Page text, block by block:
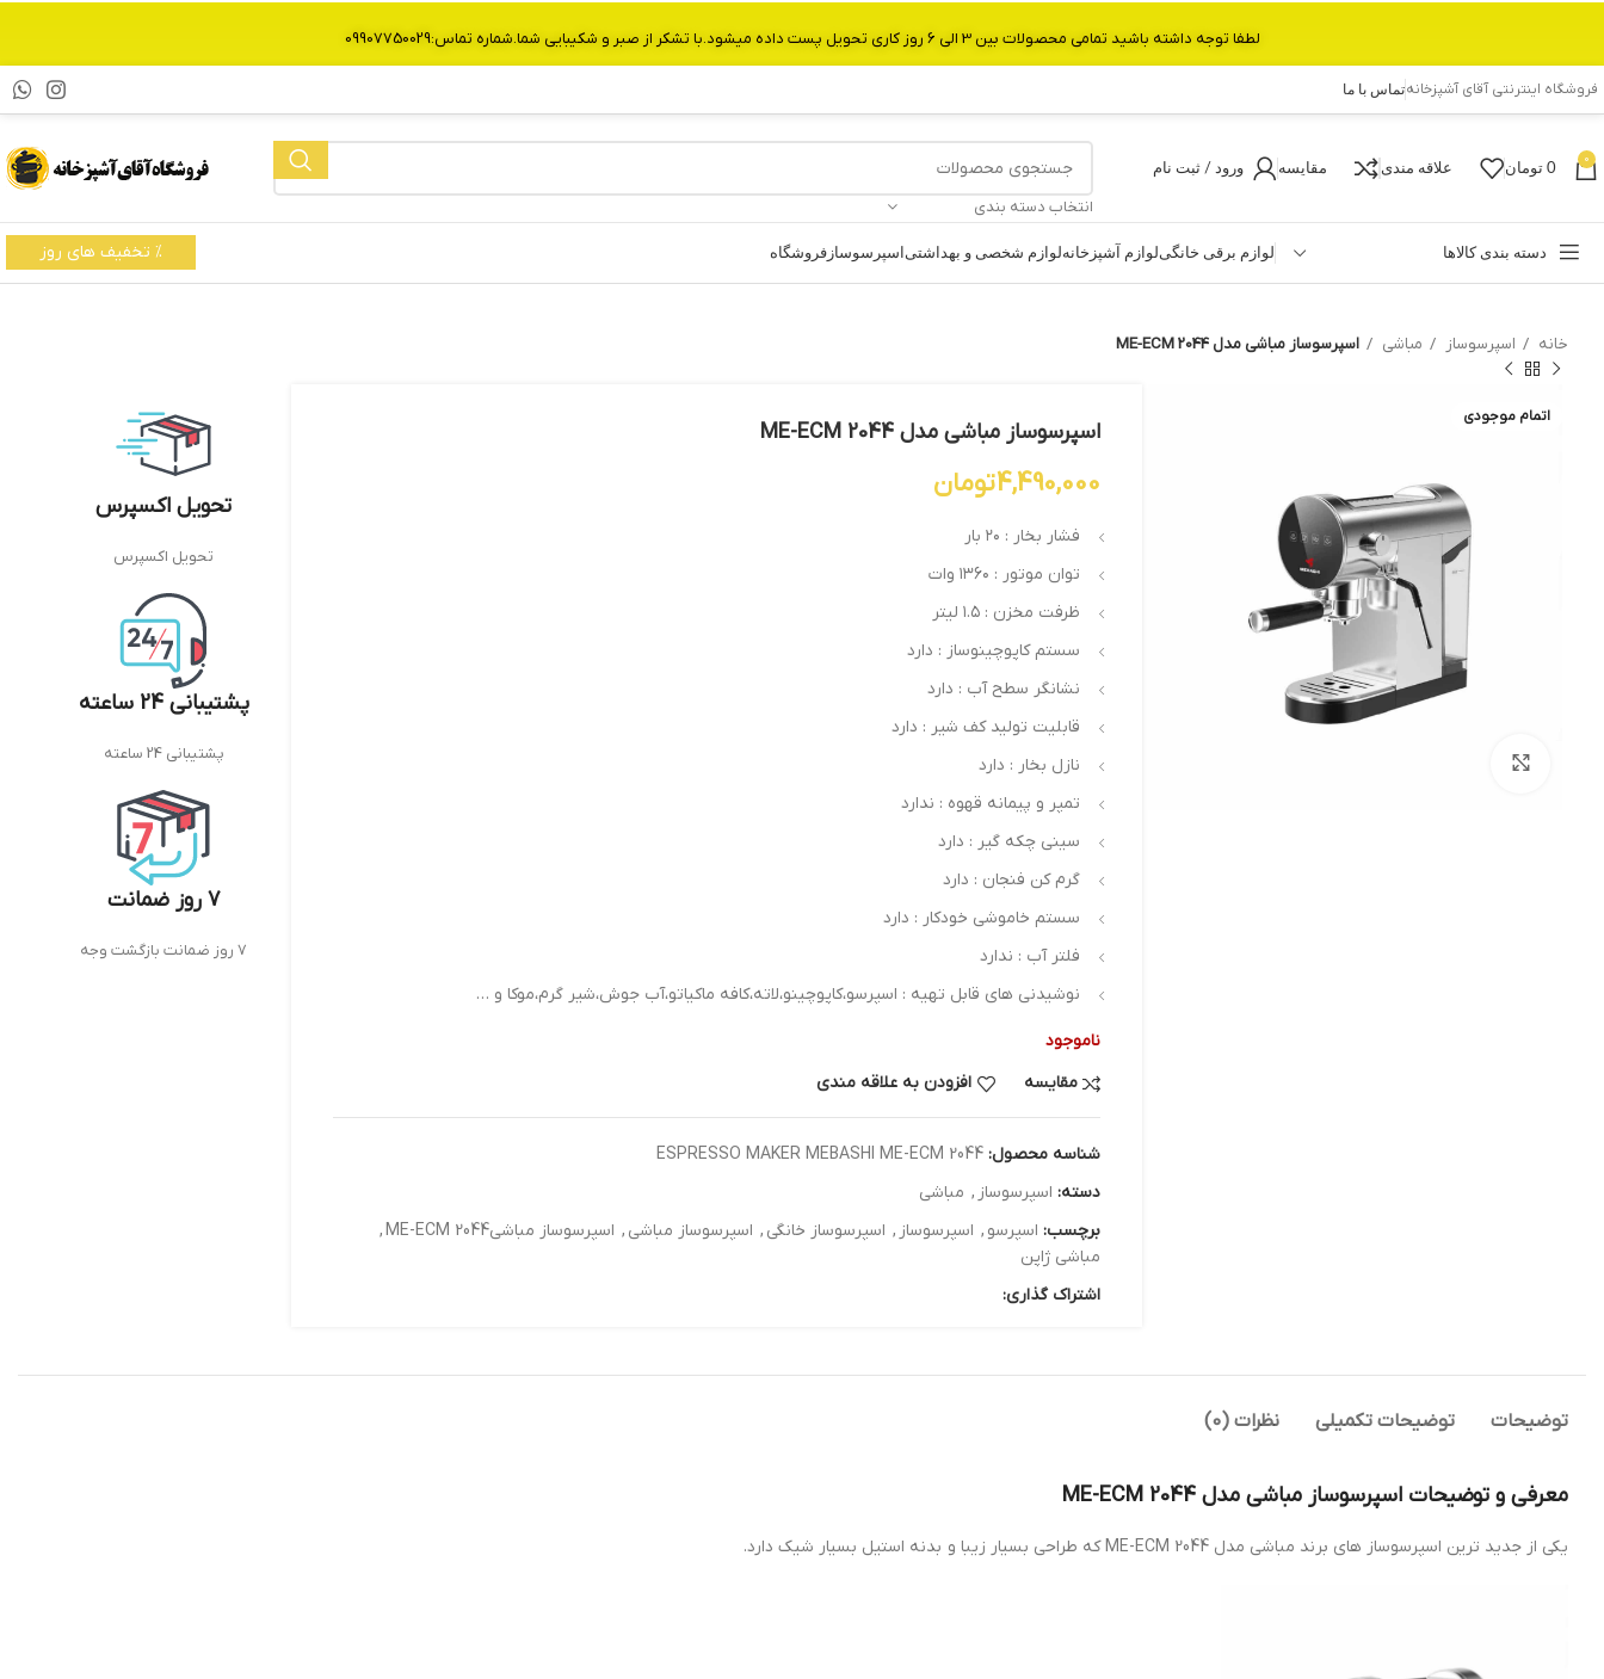
فروشگاه اینترنتی آقای آشپزخانهتماس با ما
0
0 تومان علاقه مندی مقایسه ورود / ثبت نام
انتخاب دسته بندی
دسته بندی کالاها لوازم برقی خانگیلوازم آشپزخانهلوازم شخصی و بهداشتی اسپرسوساز فروشگاه % تخفیف های روز
خانه اسپرسوساز مباشی اسپرسوساز مباشی مدل ME-ECM 2044
اتمام موجودی
اسپرسوساز مباشی مدل ME-ECM 2044
4,490,000تومان
فشار بخار : ۲۰ بار
توان موتور : ۱۳6۰ وات
ظرفت مخزن : ۱.۵ لیتر
سستم کاپوچینوساز : دارد
نشانگر سطح آب : دارد
قابلیت تولید کف شیر : دارد
نازل بخار : دارد
تمپر و پیمانه قهوه : ندارد
سینی چکه گیر : دارد
گرم کن فنجان : دارد
سستم خاموشی خودکار : دارد
فلتر آب : ندارد
نوشیدنی های قابل تهیه : اسپرسو،کاپوچینو،لاته،کافه ماکیاتو،آب جوش،شیر گرم،موکا و …
ناموجود
مقایسه
افزودن به علاقه مندی
شناسه محصول: ESPRESSO MAKER MEBASHI ME-ECM 2044
دسته: اسپرسوساز , مباشی
برچسب: اسپرسو , اسپرسوساز , اسپرسوساز خانگی , اسپرسوساز مباشی , اسپرسوساز مباشیME-ECM 2044
,
مباشی ژاپن
اشتراک گذاری:
تحویل اکسپرس
تحویل اکسپرس
پشتیبانی 24 ساعته
پشتیبانی 24 ساعته
7 روز ضمانت
7 روز ضمانت بازگشت وجه
توضیحات توضیحات تکمیلی نظرات (0)
معرفی و توضیحات اسپرسوساز مباشی مدل ME-ECM 2044
یکی از جدید ترین اسپرسوساز های برند مباشی مدل ME-ECM 2044 که طراحی بسیار زیبا و بدنه استیل بسیار شیک دارد.
لطفا توجه داشته باشید تمامی محصولات بین 3 الی 6 روز کاری تحویل پست داده میشود.با تشکر از صبر و شکیبایی شما.شماره تماس:09907750029